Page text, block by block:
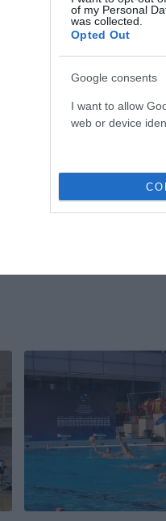
of my Personal
was collected.
Opted Out
Google consents
I want to allow
web or device
Σπουδαίος
Κροατία
ξεκίνημα στον
κροατικού World Table
ΠΙΝΓΚ